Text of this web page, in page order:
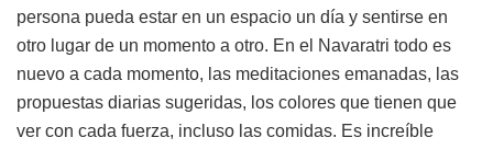
persona pueda estar en un espacio un día y sentirse en
otro lugar de un momento a otro. En el Navaratri todo es
nuevo a cada momento, las meditaciones emanadas, las
propuestas diarias sugeridas, los colores que tienen que
ver con cada fuerza, incluso las comidas. Es increíble